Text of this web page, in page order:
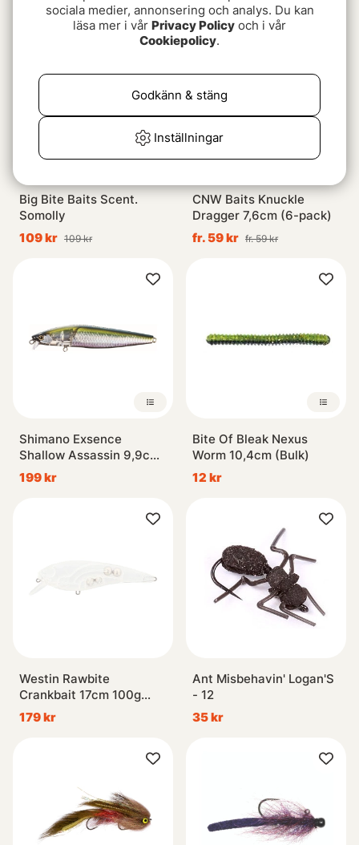
Big Bite Baits Scent.
Somolly
109 kr 109 kr
CNW Baits Knuckle
Dragger 7,6cm (6-pack)
fr. 59 kr fr. 59 kr
Shimano Exsence
Shallow Assassin 9,9cm
14g
199 kr
Bite Of Bleak Nexus
Worm 10,4cm (Bulk)
12 kr
Westin Rawbite
Crankbait 17cm 100g
Floating - Blank
179 kr
Ant Misbehavin' Logan'S
- 12
35 kr
sociala medier, annonsering och analys. Du kan
läsa mer i vår Privacy Policy och i vår
Cookiepolicy.
Inställningar
Godkänn & stäng